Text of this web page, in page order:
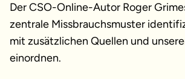
Der CSO-Online-Autor Roger
zentrale Missbrauchsmuster
mit zusätzlichen Quellen und
einordnen.